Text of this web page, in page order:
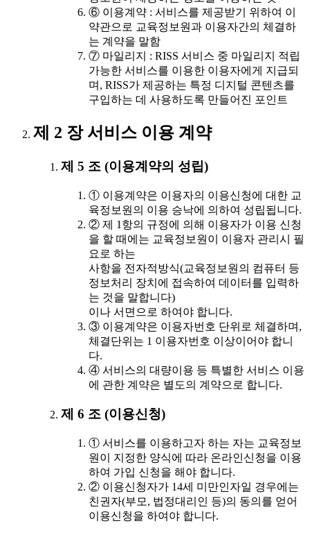
⑥ 이용계약 : 서비스를 제공받기 위하여 이
약관으로 교육정보원과 이용자간의 체결하
는 계약을 말함
⑦ 마일리지 : RISS 서비스 중 마일리지 적립
가능한 서비스를 이용한 이용자에게 지급되
며, RISS가 제공하는 특정 디지털 콘텐츠를
구입하는 데 사용하도록 만들어진 포인트
제 2 장 서비스 이용 계약
제 5 조 (이용계약의 성립)
① 이용계약은 이용자의 이용신청에 대한 교
육정보원의 이용 승낙에 의하여 성립됩니다.
② 제 1항의 규정에 의해 이용자가 이용 신청
을 할 때에는 교육정보원이 이용자 관리시 필
요로 하는
사항을 전자적방식(교육정보원의 컴퓨터 등
정보처리 장치에 접속하여 데이터를 입력하
는 것을 말합니다)
이나 서면으로 하여야 합니다.
③ 이용계약은 이용자번호 단위로 체결하며,
체결단위는 1 이용자번호 이상이어야 합니
다.
④ 서비스의 대량이용 등 특별한 서비스 이용
에 관한 계약은 별도의 계약으로 합니다.
제 6 조 (이용신청)
① 서비스를 이용하고자 하는 자는 교육정보
원이 지정한 양식에 따라 온라인신청을 이용
하여 가입 신청을 해야 합니다.
② 이용신청자가 14세 미만인자일 경우에는
친권자(부모, 법정대리인 등)의 동의를 얻어
이용신청을 하여야 합니다.